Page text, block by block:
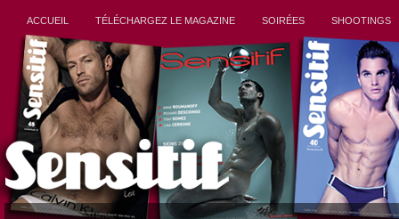
ACCUEIL TÉLÉCHARGEZ LE MAGAZINE SOIRÉES SHOOTINGS